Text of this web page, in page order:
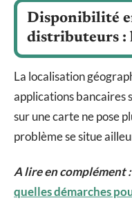
Disponibilité
distributeurs :
La localisation
applications bancaires
sur une carte ne pose
problème se situe
A lire en complément :
quelles démarches